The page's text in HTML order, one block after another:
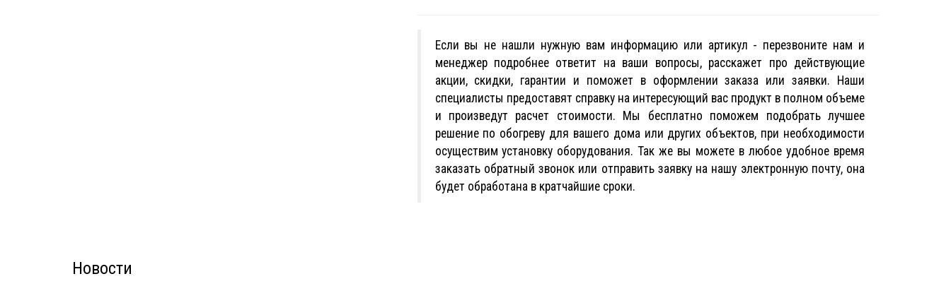
Если вы не нашли нужную вам информацию или артикул - перезвоните нам и
менеджер подробнее ответит на ваши вопросы, расскажет про действующие
акции, скидки, гарантии и поможет в оформлении заказа или заявки. Наши
специалисты предоставят справку на интересующий вас продукт в полном объеме
и произведут расчет стоимости. Мы бесплатно поможем подобрать лучшее
решение по обогреву для вашего дома или других объектов, при необходимости
осуществим установку оборудования. Так же вы можете в любое удобное время
заказать обратный звонок или отправить заявку на нашу электронную почту, она
будет обработана в кратчайшие сроки.
Новости